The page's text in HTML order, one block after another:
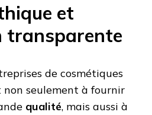
et
transparente
de cosmétiques
non seulement à fournir
qualité, mais aussi à